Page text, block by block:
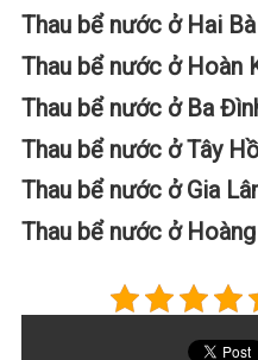
Thau bể nước ở Hai
Thau bể nước ở Hoàn
Thau bể nước ở Ba
Thau bể nước ở Tây Hồ
Thau bể nước ở Gia
Thau bể nước ở